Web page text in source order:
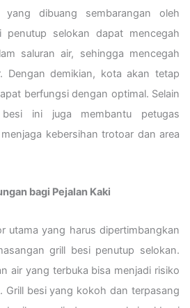
dibuang sembarangan oleh
penutup selokan dapat mencegah
saluran air, sehingga mencegah
Dengan demikian, kota akan tetap
berfungsi dengan optimal. Selain
ini juga membantu petugas
kebersihan trotoar dan area
bagi Pejalan Kaki
utama yang harus dipertimbangkan
grill besi penutup selokan.
air yang terbuka bisa menjadi risiko
Grill besi yang kokoh dan terpasang